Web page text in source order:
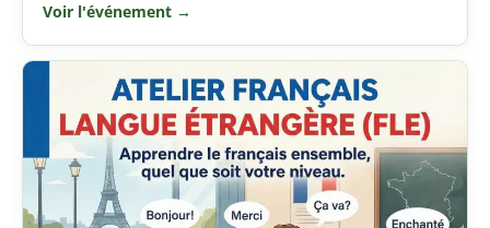
Voir l'événement →